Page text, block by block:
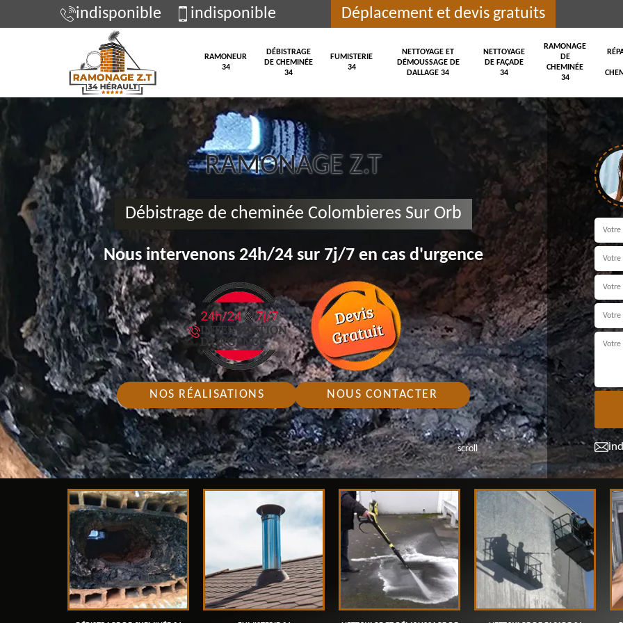
indisponible indisponible Déplacement et devis gratuits
RAMONEUR
34
DÉBISTRAGE
DE CHEMINÉE
34
FUMISTERIE
34
NETTOYAGE ET
DÉMOUSSAGE DE
DALLAGE 34
NETTOYAGE
DE FAÇADE
34
RAMONAGE
DE
CHEMINÉE
34
scroll
RAMONAGE Z.T
Débistrage de cheminée Colombieres Sur Orb
Nous intervenons 24h/24 sur 7j/7 en cas d'urgence
NOS RÉALISATIONS NOUS CONTACTER